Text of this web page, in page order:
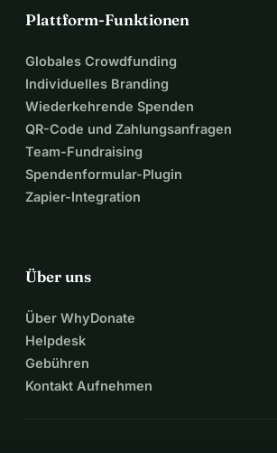
Plattform-Funktionen
Globales Crowdfunding
Individuelles Branding
Wiederkehrende Spenden
QR-Code und Zahlungsanfragen
Team-Fundraising
Spendenformular-Plugin
Zapier-Integration
Über uns
Über WhyDonate
Helpdesk
Gebühren
Kontakt Aufnehmen